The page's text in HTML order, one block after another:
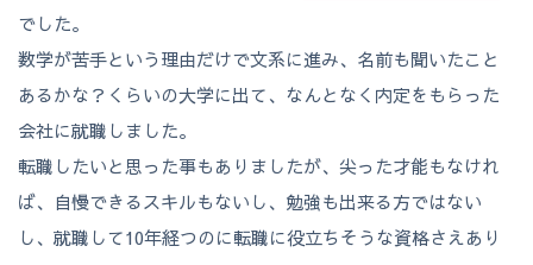
でした。
数学が苦手という理由だけで文系に進み、名前も聞いたこと
あるかな？くらいの大学に出て、なんとなく内定をもらった
会社に就職しました。
転職したいと思った事もありましたが、尖った才能もなけれ
ば、自慢できるスキルもないし、勉強も出来る方ではない
し、就職して10年経つのに転職に役立ちそうな資格さえあり